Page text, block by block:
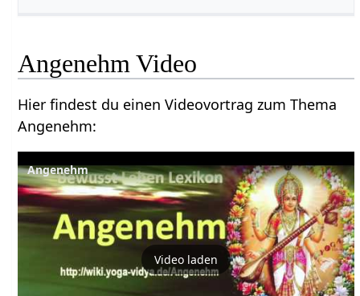
Angenehm‏‎ Video
Hier findest du einen Videovortrag zum Thema
Angenehm‏‎:
Angenehm‏‎
Video laden